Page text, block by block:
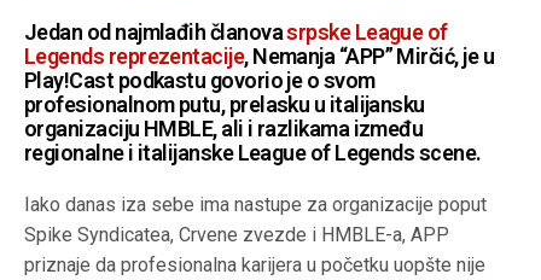
Jedan od najmlađih članovasrpske League of
Legends reprezentacije, Nemanja “APP” Mirčić, je u
Play!Cast podkastu govorio je o svom
profesionalnom putu, prelasku u italijansku
organizaciju HMBLE, ali i razlikama između
regionalne i italijanske League of Legends scene.
Iako danas iza sebe ima nastupe za organizacije poput
Spike Syndicatea, Crvene zvezde i HMBLE-a, APP
priznaje da profesionalna karijera u početku uopšte nije